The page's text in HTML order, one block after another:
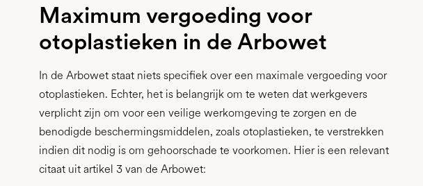
Maximum vergoeding voor
otoplastieken in de Arbowet
In de Arbowet staat niets specifiek over een maximale vergoeding voor
otoplastieken. Echter, het is belangrijk om te weten dat werkgevers
verplicht zijn om voor een veilige werkomgeving te zorgen en de
benodigde beschermingsmiddelen, zoals otoplastieken, te verstrekken
indien dit nodig is om gehoorschade te voorkomen. Hier is een relevant
citaat uit artikel 3 van de Arbowet: